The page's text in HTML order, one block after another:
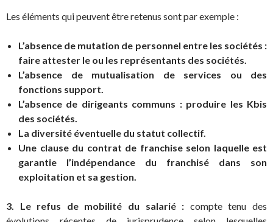
Les éléments qui peuvent être retenus sont par exemple :
L’absence de mutation de personnel entre les sociétés :
faire attester le ou les représentants des sociétés.
L’absence de mutualisation de services ou des
fonctions support.
L’absence de dirigeants communs : produire les Kbis
des sociétés.
La diversité éventuelle du statut collectif.
Une clause du contrat de franchise selon laquelle est
garantie l’indépendance du franchisé dans son
exploitation et sa gestion.
3. Le refus de mobilité du salarié : compte tenu des